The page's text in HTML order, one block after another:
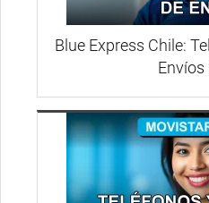
Blue Express Chile:
Envíos